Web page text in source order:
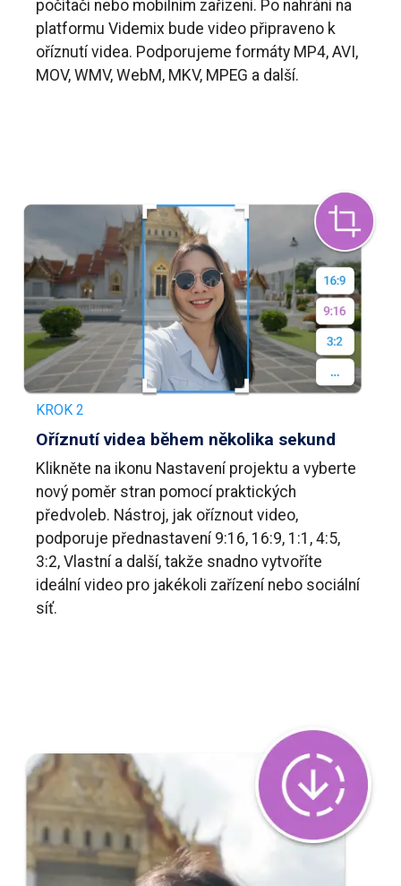
počítači nebo mobilním zařízení. Po nahrání na
platformu Videmix bude video připraveno k
oříznutí videa. Podporujeme formáty MP4, AVI,
MOV, WMV, WebM, MKV, MPEG a další.
KROK 2
Oříznutí videa během několika sekund
Klikněte na ikonu Nastavení projektu a vyberte
nový poměr stran pomocí praktických
předvoleb. Nástroj, jak oříznout video,
podporuje přednastavení 9:16, 16:9, 1:1, 4:5,
3:2, Vlastní a další, takže snadno vytvoříte
ideální video pro jakékoli zařízení nebo sociální
síť.